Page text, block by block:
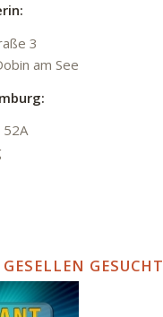
3
am See
GESUCHT